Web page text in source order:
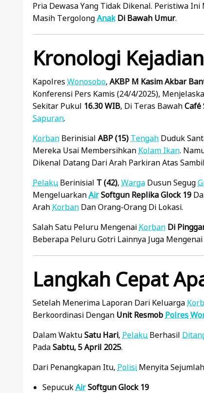
Pria Dewasa Yang Tidak Dikenal. Peristiwa
Masih TergolongAnakDi Bawah Umur.
Kronologi Kejadian
Kapolres Wonosobo, AKBP M Kasim Akbar
Konferensi Pers Kamis (24/4/2025),
Sekitar Pukul 16.30 WIB, Di Teras BawahCafé
Sapuran.
Korban Berinisial ABP (15) Tengah Duduk
Mereka Usai Membersihkan Kolam Ikan.
Dikenal Datang Dari Arah Parkiran Atas
Pelaku Berinisial T (42), Warga Dusun Segug
MengeluarkanAirSoftgun Replika Glock 19
Arah Korban Dan Orang-Orang Di Lokasi.
Salah Satu Peluru Mengenai Korban Di
Beberapa Peluru Gotri Lainnya Juga Mengenai
Langkah Cepat
Setelah Menerima Laporan Dari Keluarga
Berkoordinasi Dengan Unit Resmob Polres
Dalam WaktuSatu Hari, Pelaku Berhasil
PadaSabtu, 5 April 2025.
Dari Penangkapan Itu, Polisi Menyita
SepucukAirSoftgun Glock 19